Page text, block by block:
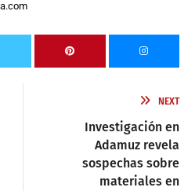
NEXT
Investigación en
Adamuz revela
sospechas sobre
materiales en